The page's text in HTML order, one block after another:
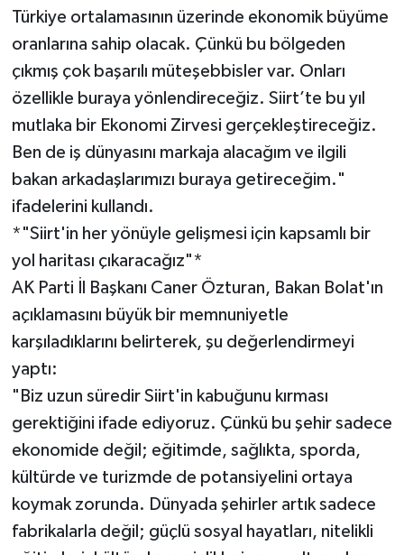
Türkiye ortalamasının üzerinde ekonomik büyüme
oranlarına sahip olacak. Çünkü bu bölgeden
çıkmış çok başarılı müteşebbisler var. Onları
özellikle buraya yönlendireceğiz. Siirt’te bu yıl
mutlaka bir Ekonomi Zirvesi gerçekleştireceğiz.
Ben de iş dünyasını markaja alacağım ve ilgili
bakan arkadaşlarımızı buraya getireceğim."
ifadelerini kullandı.
*"Siirt'in her yönüyle gelişmesi için kapsamlı bir
yol haritası çıkaracağız"*
AK Parti İl Başkanı Caner Özturan, Bakan Bolat'ın
açıklamasını büyük bir memnuniyetle
karşıladıklarını belirterek, şu değerlendirmeyi
yaptı:
"Biz uzun süredir Siirt'in kabuğunu kırması
gerektiğini ifade ediyoruz. Çünkü bu şehir sadece
ekonomide değil; eğitimde, sağlıkta, sporda,
kültürde ve turizmde de potansiyelini ortaya
koymak zorunda. Dünyada şehirler artık sadece
fabrikalarla değil; güçlü sosyal hayatları, nitelikli